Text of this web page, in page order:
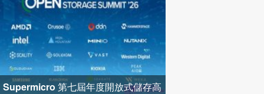
Supermicro 第七屆年度開放式儲存高